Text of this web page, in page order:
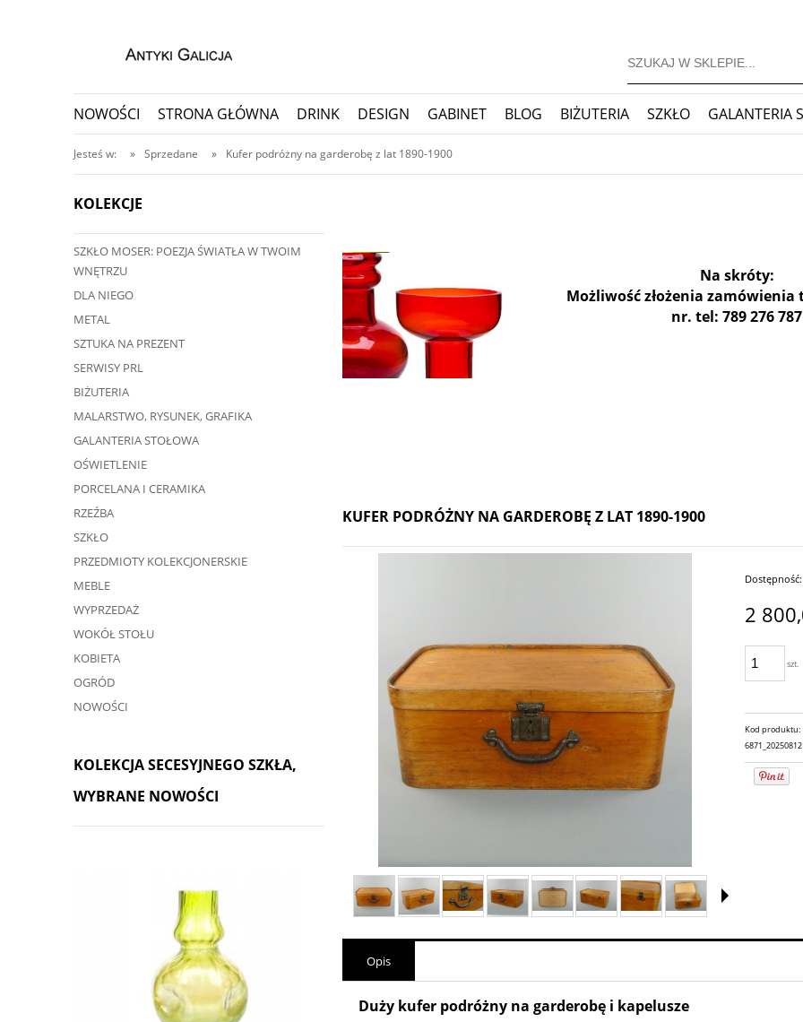
NOWOŚCI STRONA GŁÓWNA DRINK DESIGN GABINET BLOG BIŻUTERIA SZKŁO GALANTERIA
PORCELANA I CERAMIKA
PRZEDMIOTY KOLEKCJONERSKIE
Jesteś w: » Sprzedane » Kufer podróżny na garderobę z lat 1890-1900
KOLEKCJE
SZKŁO MOSER: POEZJA ŚWIATŁA W TWOIM
WNĘTRZU
DLA NIEGO
METAL
SZTUKA NA PREZENT
SERWISY PRL
BIŻUTERIA
MALARSTWO, RYSUNEK, GRAFIKA
GALANTERIA STOŁOWA
OŚWIETLENIE
PORCELANA I CERAMIKA
RZEŹBA
SZKŁO
PRZEDMIOTY KOLEKCJONERSKIE
MEBLE
WYPRZEDAŻ
WOKÓŁ STOŁU
KOBIETA
OGRÓD
NOWOŚCI
KOLEKCJA SECESYJNEGO SZKŁA,
WYBRANE NOWOŚCI
przedmiot?
nawet do 30 dni
Na skróty:
Możliwość złożenia zamówienia
nr. tel: 789 276 787
KUFER PODRÓŻNY NA GARDEROBĘ Z LAT 1890-1900
Dostępność:
2
szt.
Kod produktu:
Opis
Duży kufer podróżny na garderobę i kapelusze